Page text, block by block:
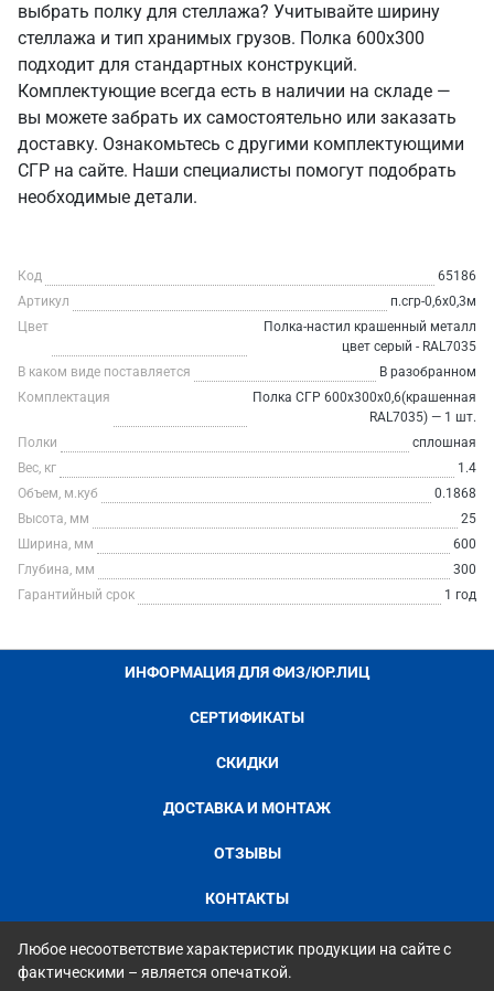
выбрать полку для стеллажа? Учитывайте ширину
стеллажа и тип хранимых грузов. Полка 600х300
подходит для стандартных конструкций.
Комплектующие всегда есть в наличии на складе —
вы можете забрать их самостоятельно или заказать
доставку. Ознакомьтесь с другими комплектующими
СГР на сайте. Наши специалисты помогут подобрать
необходимые детали.
Код
65186
Артикул
п.сгр-0,6х0,3м
Цвет
Полка-настил крашенный металл
цвет серый - RAL7035
В каком виде поставляется
В разобранном
Комплектация
Полка СГР 600х300х0,6(крашенная
RAL7035) — 1 шт.
Полки
сплошная
Вес, кг
1.4
Объем, м.куб
0.1868
Высота, мм
25
Ширина, мм
600
Глубина, мм
300
Гарантийный срок
1 год
ИНФОРМАЦИЯ ДЛЯ ФИЗ/ЮР.ЛИЦ
СЕРТИФИКАТЫ
СКИДКИ
ДОСТАВКА И МОНТАЖ
ОТЗЫВЫ
КОНТАКТЫ
Любое несоответствие характеристик продукции на сайте с
фактическими – является опечаткой.